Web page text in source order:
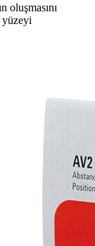
oluşmasını
yüzeyi